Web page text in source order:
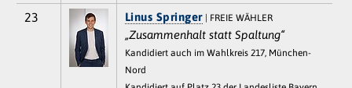
23 Linus Springer| FREIE WÄHLER
„Zusammenhalt statt Spaltung“
Kandidiert auch im Wahlkreis 217, München-
Nord